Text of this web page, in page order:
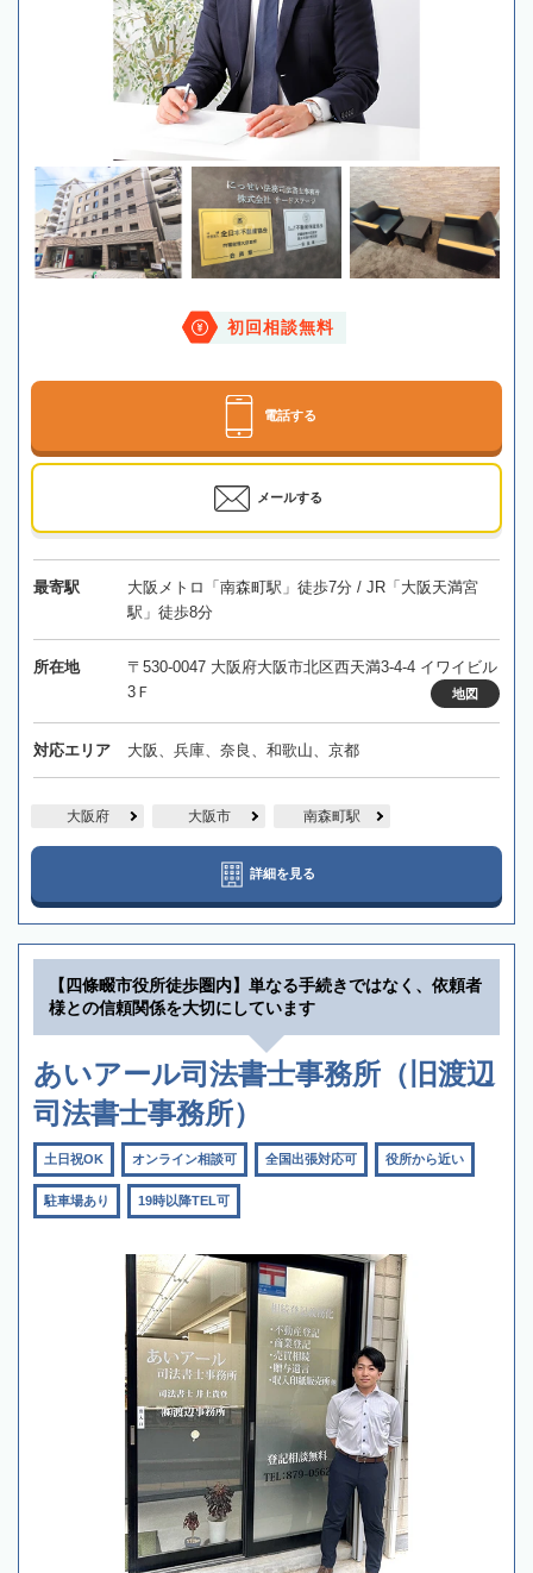
初回相談無料
電話する
メールする
最寄駅
大阪メトロ「南森町駅」徒歩7分 / JR「大阪天満宮
駅」徒歩8分
所在地
〒530-0047 大阪府大阪市北区西天満3-4-4 イワイビル
3Ｆ
地図
対応エリア 大阪、兵庫、奈良、和歌山、京都
大阪府 大阪市 南森町駅
詳細を見る
【四條畷市役所徒歩圏内】単なる手続きではなく、依頼者
様との信頼関係を大切にしています
あいアール司法書士事務所（旧渡辺
司法書士事務所）
土日祝OK オンライン相談可 全国出張対応可 役所から近い
駐車場あり 19時以降TEL可